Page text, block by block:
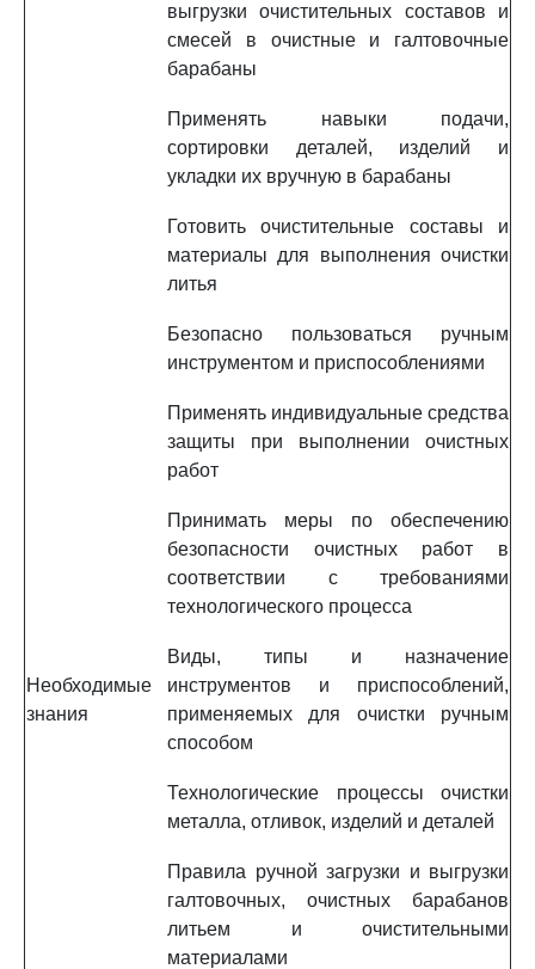
выгрузки очистительных составов и
смесей в очистные и галтовочные
барабаны
Применять навыки подачи,
сортировки деталей, изделий и
укладки их вручную в барабаны
Готовить очистительные составы и
материалы для выполнения очистки
литья
Безопасно пользоваться ручным
инструментом и приспособлениями
Применять индивидуальные средства
защиты при выполнении очистных
работ
Принимать меры по обеспечению
безопасности очистных работ в
соответствии с требованиями
технологического процесса
Необходимые
знания
Виды, типы и назначение
инструментов и приспособлений,
применяемых для очистки ручным
способом
Технологические процессы очистки
металла, отливок, изделий и деталей
Правила ручной загрузки и выгрузки
галтовочных, очистных барабанов
литьем и очистительными
материалами